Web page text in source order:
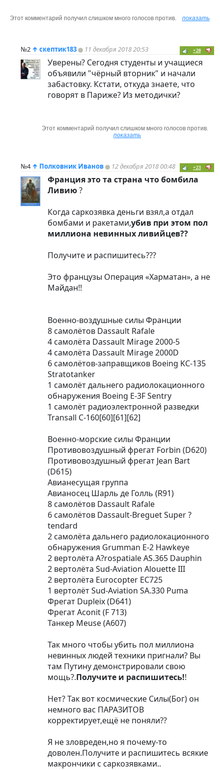
Этот комментарий получил слишком много голосов против. показать
№2 ↑ скептик183 11 декабря 2018 20:53 +20
Уверены? Сегодня студенты и учащиеся
объявили "чёрный вторник" и начали
забастовку. Кстати, откуда знаете, что
говорят в Париже? Из методички?
Этот комментарий получил слишком много голосов против.
показать
№4 ↑ Полковник Иванов 12 декабря 2018 00:48 +23
Франция это та страна что бомбила
Ливию?
Когда саркозявка деньги взял,а отдал
бомбами и ракетами,убив при этом пол
миллиона невинных ливийцев??
Получите и распишитесь???
Это французы Операция «Харматан», а не
Майдан!!
Военно-воздушные силы Франции
8 самолётов Dassault Rafale
4 самолёта Dassault Mirage 2000-5
4 самолёта Dassault Mirage 2000D
6 самолётов-заправщиков Boeing KC-135
Stratotanker
1 самолёт дальнего радиолокационного
обнаружения Boeing E-3F Sentry
1 самолёт радиоэлектронной разведки
Transall C-160[60][61][62]
Военно-морские силы Франции
Противовоздушный фрегат Forbin (D620)
Противовоздушный фрегат Jean Bart
(D615)
Авианесущая группа
Авианосец Шарль де Голль (R91)
8 самолётов Dassault Rafale
6 самолётов Dassault-Breguet Super ?
tendard
2 самолёта дальнего радиолокационного
обнаружения Grumman E-2 Hawkeye
2 вертолёта A?rospatiale AS.365 Dauphin
2 вертолёта Sud-Aviation Alouette III
2 вертолёта Eurocopter EC725
1 вертолёт Sud-Aviation SA.330 Puma
Фрегат Dupleix (D641)
Фрегат Aconit (F 713)
Танкер Meuse (A607)
Так много чтобы убить пол миллиона
невинных людей техники пригнали? Вы
там Путину демонстрировали свою
мощь?.Получите и распишитесь!!
Нет? Так вот космические Силы(Бог) он
немного вас ПАРАЗИТОВ
корректирует,ещё не поняли??
Я не зловреден,но я почему-то
доволен.Получите и распишитесь всякие
макрончики с саркозявками..